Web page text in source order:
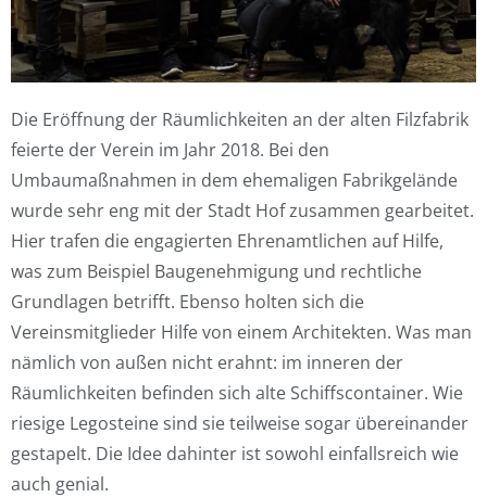
Die Eröffnung der Räumlichkeiten an der alten Filzfabrik
feierte der Verein im Jahr 2018. Bei den
Umbaumaßnahmen in dem ehemaligen Fabrikgelände
wurde sehr eng mit der Stadt Hof zusammen gearbeitet.
Hier trafen die engagierten Ehrenamtlichen auf Hilfe,
was zum Beispiel Baugenehmigung und rechtliche
Grundlagen betrifft. Ebenso holten sich die
Vereinsmitglieder Hilfe von einem Architekten. Was man
nämlich von außen nicht erahnt: im inneren der
Räumlichkeiten befinden sich alte Schiffscontainer. Wie
riesige Legosteine sind sie teilweise sogar übereinander
gestapelt. Die Idee dahinter ist sowohl einfallsreich wie
auch genial.